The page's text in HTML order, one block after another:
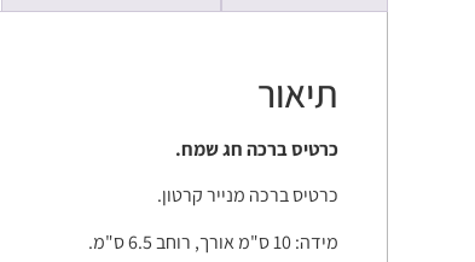
תיאור
כרטיס ברכה חג שמח.
כרטיס ברכה מנייר קרטון.
מידה: 10 ס"מ אורך, רוחב 6.5 ס"מ.